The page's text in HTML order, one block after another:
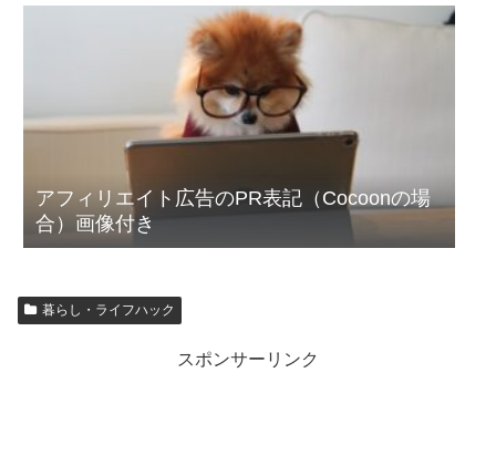
アフィリエイト広告のPR表記（Cocoonの場
合）画像付き
暮らし・ライフハック
スポンサーリンク